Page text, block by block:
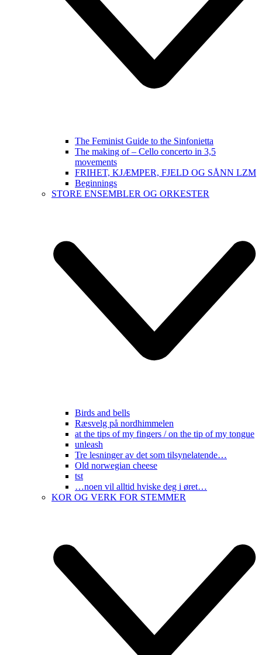
The Feminist Guide to the Sinfonietta
The making of – Cello concerto in 3,5
movements
FRIHET, KJÆMPER, FJELD OG SÅNN LZM
Beginnings
STORE ENSEMBLER OG ORKESTER
Birds and bells
Ræsvelg på nordhimmelen
at the tips of my fingers / on the tip of my tongue
unleash
Tre lesninger av det som tilsynelatende…
Old norwegian cheese
tst
…noen vil alltid hviske deg i øret…
KOR OG VERK FOR STEMMER